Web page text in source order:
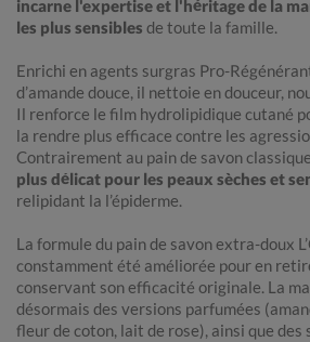
incarne l'expertise et l'héritage de la
les plus sensibles de toute la famille.
Enrichi en agents surgras Pro-
d’amande douce, il nettoie en douceur,
Il renforce le film hydrolipidique cutané
la rendre plus efficace contre les
Contrairement au pain de savon
plus délicat pour les peaux sèches et
relipidant la l’épiderme.
La formule du pain de savon extra-doux
constamment été améliorée pour en
conservant son efficacité originale. La
désormais des versions parfumées
fleur de coton, lait de rose), ainsi que des